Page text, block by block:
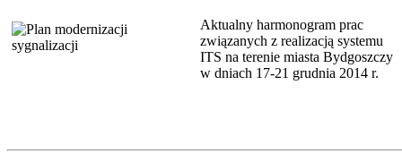
Aktualny harmonogram prac
związanych z realizacją systemu
ITS na terenie miasta Bydgoszczy
w dniach 17-21 grudnia 2014 r.